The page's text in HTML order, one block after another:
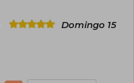
Domingo 15